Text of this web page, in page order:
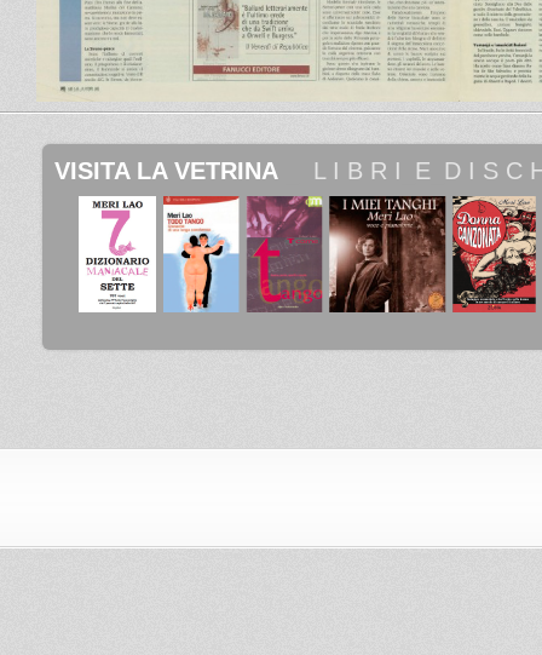
VISITA LA VETRINA L I B R I E D I S C